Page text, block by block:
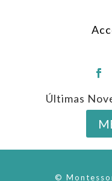
Últimas
©